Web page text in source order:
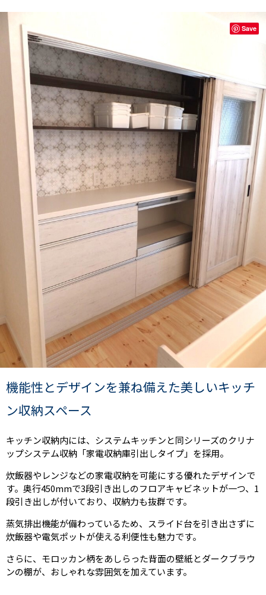
機能性とデザインを兼ね備えた美しいキッチ
ン収納スペース
キッチン収納内には、システムキッチンと同シリーズのクリナ
ップシステム収納「家電収納庫引出しタイプ」を採用。
炊飯器やレンジなどの家電収納を可能にする優れたデザインで
す。奥行450mmで3段引き出しのフロアキャビネットが一つ、1
段引き出しが付いており、収納力も抜群です。
蒸気排出機能が備わっているため、スライド台を引き出さずに
炊飯器や電気ポットが使える利便性も魅力です。
さらに、モロッカン柄をあしらった背面の壁紙とダークブラウ
ンの棚が、おしゃれな雰囲気を加えています。
Save